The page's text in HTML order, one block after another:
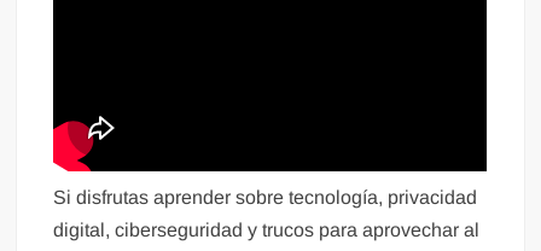
Si disfrutas aprender sobre tecnología, privacidad
digital, ciberseguridad y trucos para aprovechar al